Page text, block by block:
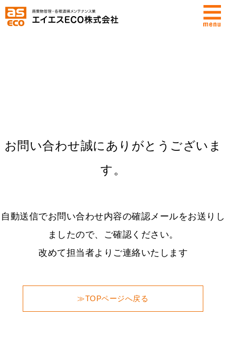
お問い合わせ誠にありがとうございま
す。
自動送信でお問い合わせ内容の確認メールをお送りし
ましたので、ご確認ください。
改めて担当者よりご連絡いたします
≫TOPページへ戻る